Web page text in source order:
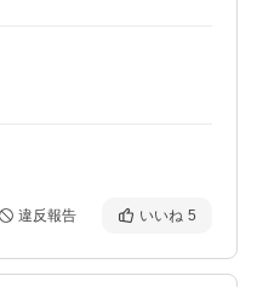
違反報告 いいね 5